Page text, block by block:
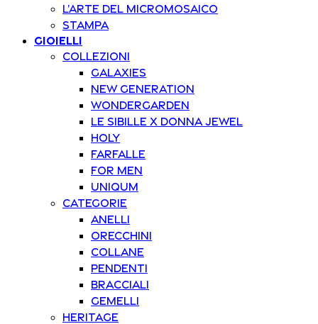
L’arte del Micromosaico
Stampa
Gioielli
Collezioni
Galaxies
New Generation
Wondergarden
Le Sibille x Donna Jewel
Holy
Farfalle
For Men
Uniqum
Categorie
Anelli
Orecchini
Collane
Pendenti
Bracciali
Gemelli
Heritage